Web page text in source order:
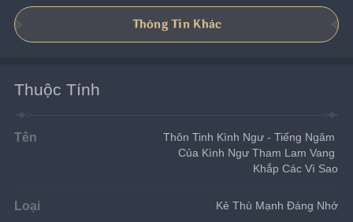
Thông Tin Khác
Thuộc Tính
Tên
Thôn Tinh Kình Ngư - Tiếng Ngâm
Của Kình Ngư Tham Lam Vang
Khắp Các Vì Sao
Loại Kẻ Thù Mạnh Đáng Nhớ